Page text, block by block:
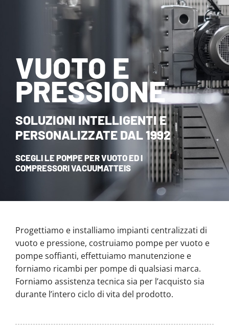
HOME
VUOTO E
PRESSIONE
SOLUZIONI INTELLIGENTI E
PERSONALIZZATE DAL 1992
SCEGLI LE POMPE PER VUOTO ED I
COMPRESSORI VACUUMATTEIS
Progettiamo e installiamo impianti centralizzati di
vuoto e pressione, costruiamo pompe per vuoto e
pompe soffianti, effettuiamo manutenzione e
forniamo ricambi per pompe di qualsiasi marca.
Forniamo assistenza tecnica sia per l’acquisto sia
durante l’intero ciclo di vita del prodotto.